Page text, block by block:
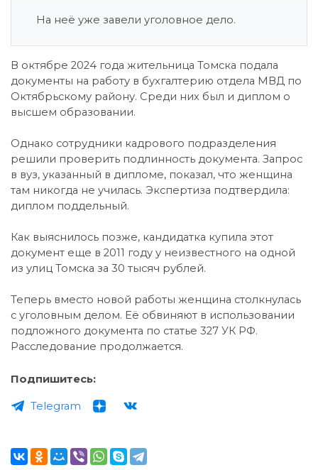
На неё уже завели уголовное дело.
В октябре 2024 года жительница Томска подала
документы на работу в бухгалтерию отдела МВД по
Октябрьскому району. Среди них был и диплом о
высшем образовании.
Однако сотрудники кадрового подразделения
решили проверить подлинность документа. Запрос
в вуз, указанный в дипломе, показал, что женщина
там никогда не училась. Экспертиза подтвердила:
диплом поддельный.
Как выяснилось позже, кандидатка купила этот
документ еще в 2011 году у неизвестного на одной
из улиц Томска за 30 тысяч рублей.
Теперь вместо новой работы женщина столкнулась
с уголовным делом. Её обвиняют в использовании
подложного документа по статье 327 УК РФ.
Расследование продолжается.
Подпишитесь:
Telegram